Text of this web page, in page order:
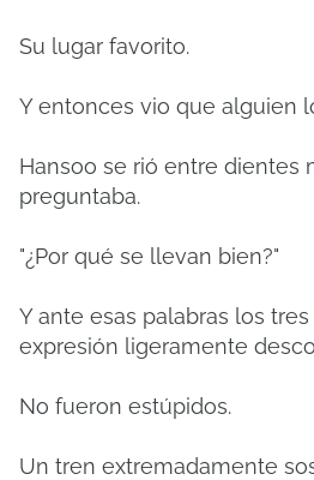
Su lugar favorito.
Y entonces vio que alguien
Hansoo se rió entre dientes
preguntaba.
"¿Por qué se llevan bien?"
Y ante esas palabras los
expresión ligeramente
No fueron estúpidos.
Un tren extremadamente